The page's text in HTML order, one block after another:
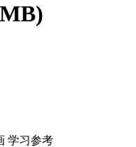
学习参考